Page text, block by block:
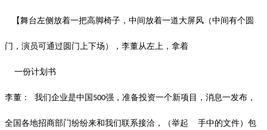
【舞台左侧放着一把高脚椅子，中间放着一道大屏风（中间有个圆
门， 演员可通过圆门上下场），李董从左上，拿着
一份计划书
李董： 我们企业是中国 500强，准备投资一个新项目，消息一发布，
全国各地招商部门纷纷来和我们联系接洽，（举起 手中的文件）包